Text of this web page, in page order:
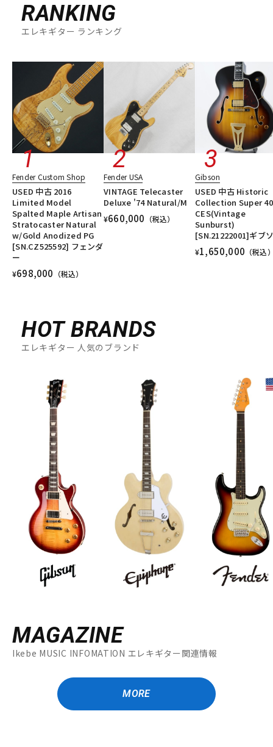
RANKING
エレキギター ランキング
Fender Custom Shop
USED 中古 2016
Limited Model
Spalted Maple Artisan
Stratocaster Natural
w/Gold Anodized PG
[SN.CZ525592] フェンダ
ー
¥698,000 （税込）
Fender USA
VINTAGE Telecaster
Deluxe '74 Natural/M
¥660,000 （税込）
Gibson
USED 中古 Historic
Collection Super
CES(Vintage
Sunburst)
[SN.21222001]ギブ
¥1,650,000 （税込
HOT BRANDS
エレキギター 人気のブランド
MAGAZINE
Ikebe MUSIC INFOMATION エレキギター関連情報
MORE